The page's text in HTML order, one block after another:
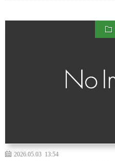
2026.05.03 13:54